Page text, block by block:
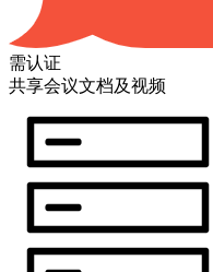
需认证
共享会议文档及视频